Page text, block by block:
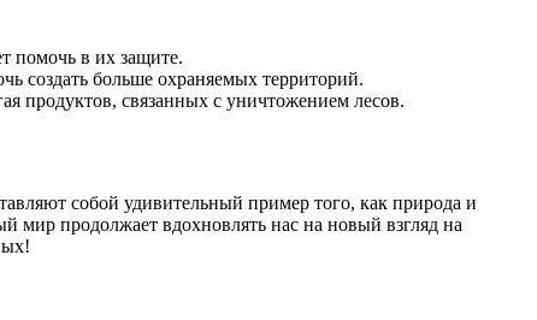
помочь в их защите.
создать больше охраняемых территорий.
продуктов, связанных с уничтожением лесов.
собой удивительный пример того, как природа и
мир продолжает вдохновлять нас на новый взгляд на